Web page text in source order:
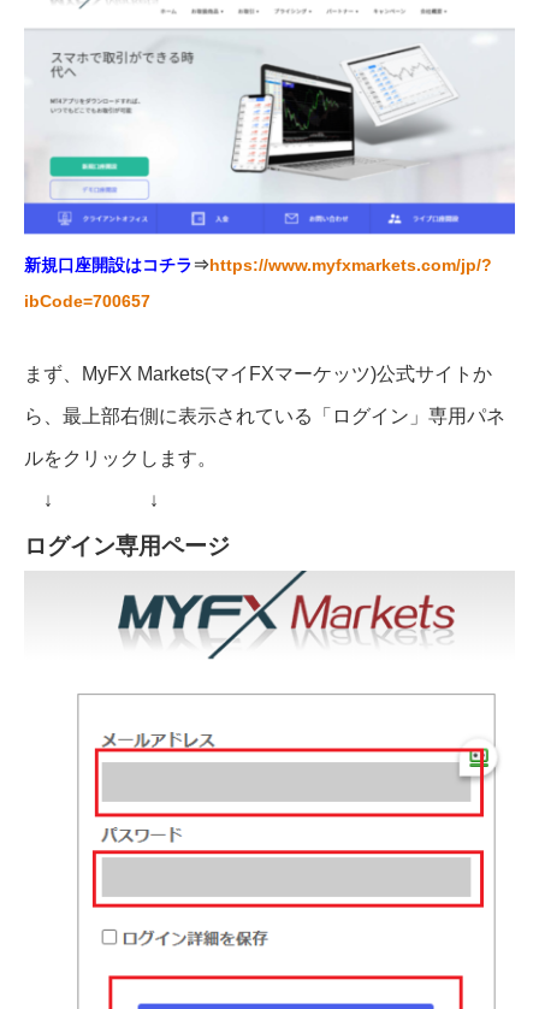
新規口座開設はコチラ⇒https://www.myfxmarkets.com/jp/?
ibCode=700657
まず、MyFX Markets(マイFXマーケッツ)公式サイトか
ら、最上部右側に表示されている「ログイン」専用パネ
ルをクリックします。
↓ ↓
ログイン専用ページ